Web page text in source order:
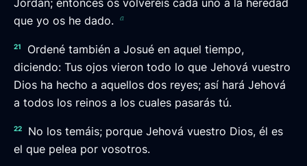
Jordán; entonces os volveréis cada uno a la heredad
que yo os he dado. a
21
Ordené también a Josué en aquel tiempo,
diciendo: Tus ojos vieron todo lo que Jehová vuestro
Dios ha hecho a aquellos dos reyes; así hará Jehová
a todos los reinos a los cuales pasarás tú.
22
No los temáis; porque Jehová vuestro Dios, él es
el que pelea por vosotros.